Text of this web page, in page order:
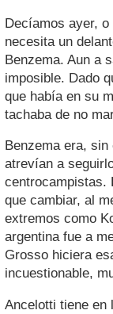
Decíamos ayer,
necesita un
Benzema. Aun a
imposible. Dado
que había en su
tachaba de no
Benzema era,
atrevían a
centrocampistas.
que cambiar, al
extremos como
argentina fue a
Grosso hiciera
incuestionable,
Ancelotti tiene en